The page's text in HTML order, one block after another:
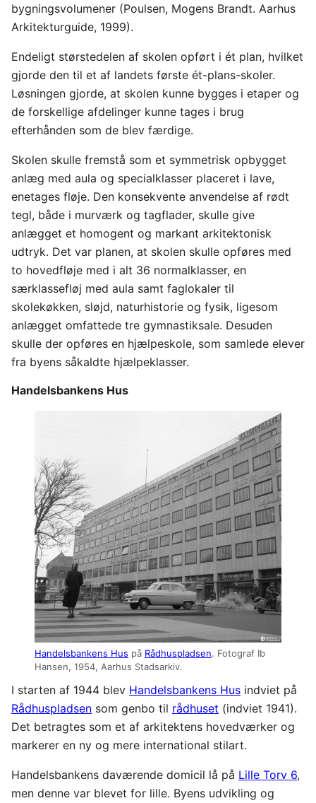
bygningsvolumener (Poulsen, Mogens Brandt. Aarhus
Arkitekturguide, 1999).
Endeligt størstedelen af skolen opført i ét plan, hvilket
gjorde den til et af landets første ét-plans-skoler.
Løsningen gjorde, at skolen kunne bygges i etaper og
de forskellige afdelinger kunne tages i brug
efterhånden som de blev færdige.
Skolen skulle fremstå som et symmetrisk opbygget
anlæg med aula og specialklasser placeret i lave,
enetages fløje. Den konsekvente anvendelse af rødt
tegl, både i murværk og tagflader, skulle give
anlægget et homogent og markant arkitektonisk
udtryk. Det var planen, at skolen skulle opføres med
to hovedfløje med i alt 36 normalklasser, en
særklassefløj med aula samt faglokaler til
skolekøkken, sløjd, naturhistorie og fysik, ligesom
anlægget omfattede tre gymnastiksale. Desuden
skulle der opføres en hjælpeskole, som samlede elever
fra byens såkaldte hjælpeklasser.
Handelsbankens Hus
Handelsbankens Hus på Rådhuspladsen. Fotograf Ib
Hansen, 1954, Aarhus Stadsarkiv.
I starten af 1944 blev Handelsbankens Hus indviet på
Rådhuspladsen som genbo til rådhuset (indviet 1941).
Det betragtes som et af arkitektens hovedværker og
markerer en ny og mere international stilart.
Handelsbankens daværende domicil lå på Lille Torv 6,
men denne var blevet for lille. Byens udvikling og